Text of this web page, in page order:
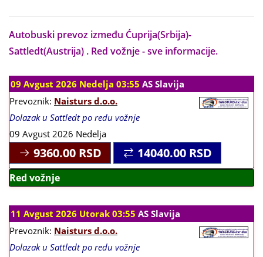
Autobuski prevoz između Ćuprija(Srbija)-
Sattledt(Austrija) . Red vožnje - sve informacije.
09 Avgust 2026 Nedelja 03:55 AS Slavija
Prevoznik: Naisturs d.o.o.
Dolazak u Sattledt po redu vožnje
09 Avgust 2026 Nedelja
9360.00 RSD 14040.00 RSD
Red vožnje
11 Avgust 2026 Utorak 03:55 AS Slavija
Prevoznik: Naisturs d.o.o.
Dolazak u Sattledt po redu vožnje